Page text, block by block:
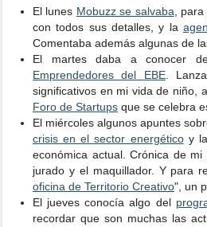
El lunes Mobuzz se salvaba ,
con todos sus detalles, y la
Comentaba además algunas de
El martes daba a conocer
Emprendedores del EBE.
significativos en mi vida de niño,
Foro de Startups que se celebra
El miércoles algunos apuntes
crisis en el sector energéticoy la
económica actual. Crónica de mi
jurado y el maquillador. Y para
oficina de Territorio Creativo", un
El jueves conocía algo del
recordar que son muchas las